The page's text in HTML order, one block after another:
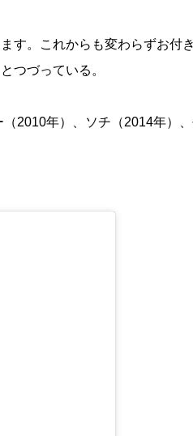
す。これからも変わらずお付
つづっている。
2010年）、ソチ（2014年）